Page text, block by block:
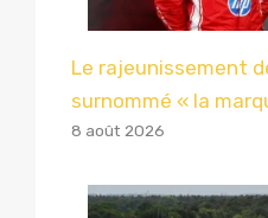
Le rajeunissement
surnommé « la
8 août 2026